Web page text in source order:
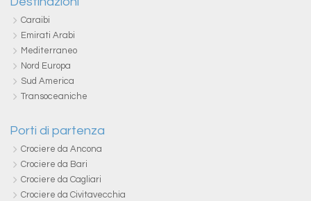
Caraibi
Emirati Arabi
Mediterraneo
Nord Europa
Sud America
Transoceaniche
Porti di partenza
Crociere da Ancona
Crociere da Bari
Crociere da Cagliari
Crociere da Civitavecchia